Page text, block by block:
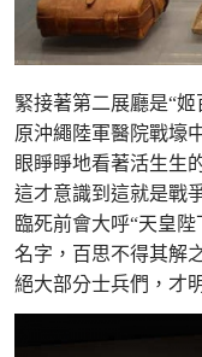
緊接著第二展廳是“
原沖繩陸軍醫院戰壕
眼睜睜地看著活生生
這才意識到這就是戰
臨死前會大呼“天皇
名字，百思不得其解
絕大部分士兵們，才